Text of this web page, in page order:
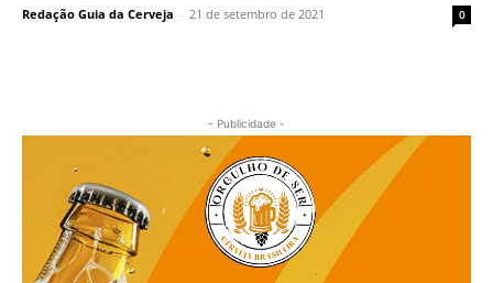
Redação Guia da Cerveja - 21 de setembro de 2021 0
- Publicidade -